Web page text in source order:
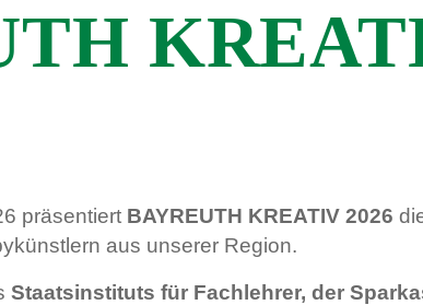
präsentiert BAYREUTH KREATIV 2026
aus unserer Region.
Staatsinstituts für Fachlehrer, der